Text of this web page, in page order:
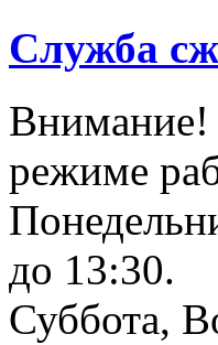
Служба
Внимание!
режиме
до 13:30.
Суббота,